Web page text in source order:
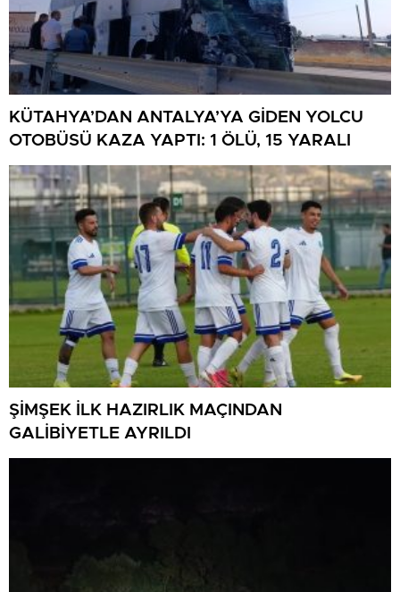
KÜTAHYA’DAN ANTALYA’YA GİDEN YOLCU
OTOBÜSÜ KAZA YAPTI: 1 ÖLÜ, 15 YARALI
ŞİMŞEK İLK HAZIRLIK MAÇINDAN
GALİBİYETLE AYRILDI